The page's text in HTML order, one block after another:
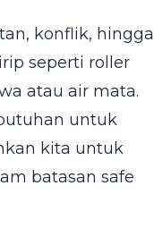
konflik, hingga
seperti roller
atau air mata.
untuk
kita untuk
batasan safe